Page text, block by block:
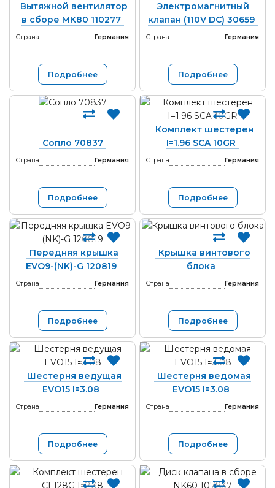
Вытяжной вентилятор
в сборе MK80 110277
Страна Германия
Подробнее
Электромагнитный
клапан (110V DC) 30659
Страна Германия
Подробнее
Сопло 70837
Страна Германия
Подробнее
Комплект шестерен
I=1.96 SCA 10GR
Страна Германия
Подробнее
Передняя крышка
EVO9-(NK)-G 120819
Страна Германия
Подробнее
Крышка винтового
блока
Страна Германия
Подробнее
Шестерня ведущая
EVO15 I=3.08
Страна Германия
Подробнее
Шестерня ведомая
EVO15 I=3.08
Страна Германия
Подробнее